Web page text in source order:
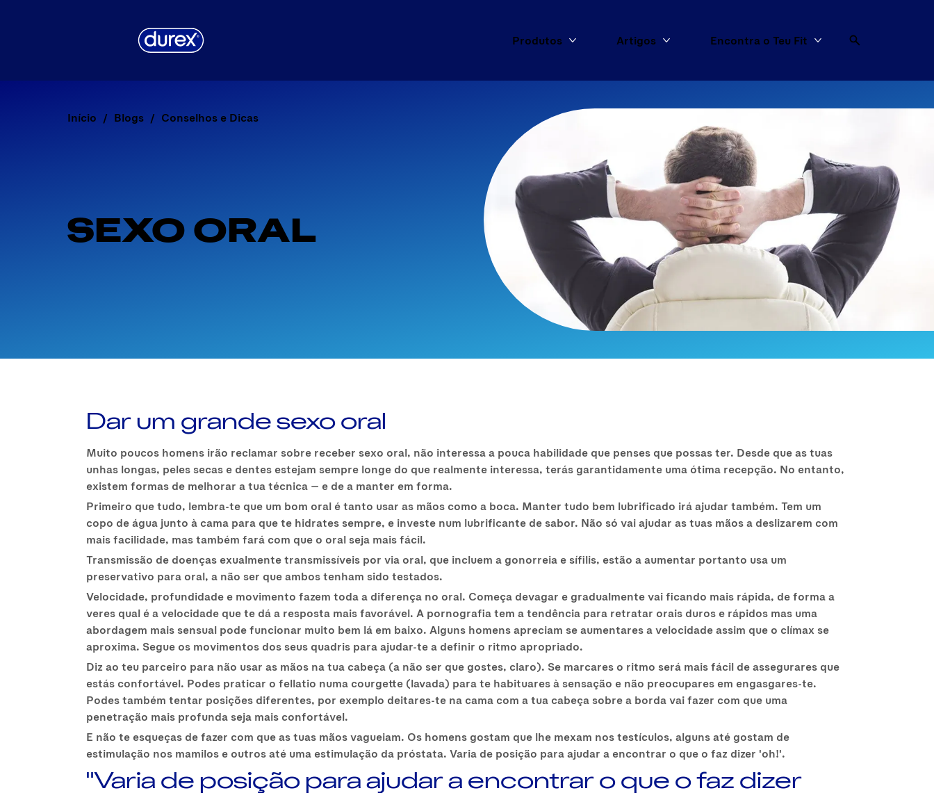
Produtos Mais Produtos
Artigos Mais ArtigosEncontra o Teu Fit Mais Encontra o Teu
Início Blogs Conselhos e Dicas
SEXO ORAL
Dar um grande sexo oral
Muito poucos homens irão reclamar sobre receber sexo oral, não interessa a pouca habilidade que penses que possas ter. Desde que as tuas
unhas longas, peles secas e dentes estejam sempre longe do que realmente interessa, terás garantidamente uma ótima recepção. No entanto,
existem formas de melhorar a tua técnica — e de a manter em forma.
Primeiro que tudo, lembra-te que um bom oral é tanto usar as mãos como a boca. Manter tudo bem lubrificado irá ajudar também. Tem um
copo de água junto à cama para que te hidrates sempre, e investe num lubrificante de sabor. Não só vai ajudar as tuas mãos a deslizarem com
mais facilidade, mas também fará com que o oral seja mais fácil.
Transmissão de doenças exualmente transmissíveis por via oral, que incluem a gonorreia e sífilis, estão a aumentar portanto usa um
preservativo para oral, a não ser que ambos tenham sido testados.
Velocidade, profundidade e movimento fazem toda a diferença no oral. Começa devagar e gradualmente vai ficando mais rápida, de forma a
veres qual é a velocidade que te dá a resposta mais favorável. A pornografia tem a tendência para retratar orais duros e rápidos mas uma
abordagem mais sensual pode funcionar muito bem lá em baixo. Alguns homens apreciam se aumentares a velocidade assim que o clímax se
aproxima. Segue os movimentos dos seus quadris para ajudar-te a definir o ritmo apropriado.
Diz ao teu parceiro para não usar as mãos na tua cabeça (a não ser que gostes, claro). Se marcares o ritmo será mais fácil de assegurares que
estás confortável. Podes praticar o fellatio numa courgette (lavada) para te habituares à sensação e não preocupares em engasgares-te.
Podes também tentar posições diferentes, por exemplo deitares-te na cama com a tua cabeça sobre a borda vai fazer com que uma
penetração mais profunda seja mais confortável.
E não te esqueças de fazer com que as tuas mãos vagueiam. Os homens gostam que lhe mexam nos testículos, alguns até gostam de
estimulação nos mamilos e outros até uma estimulação da próstata. Varia de posição para ajudar a encontrar o que o faz dizer 'oh!'.
"Varia de posição para ajudar a encontrar o que o faz dizer